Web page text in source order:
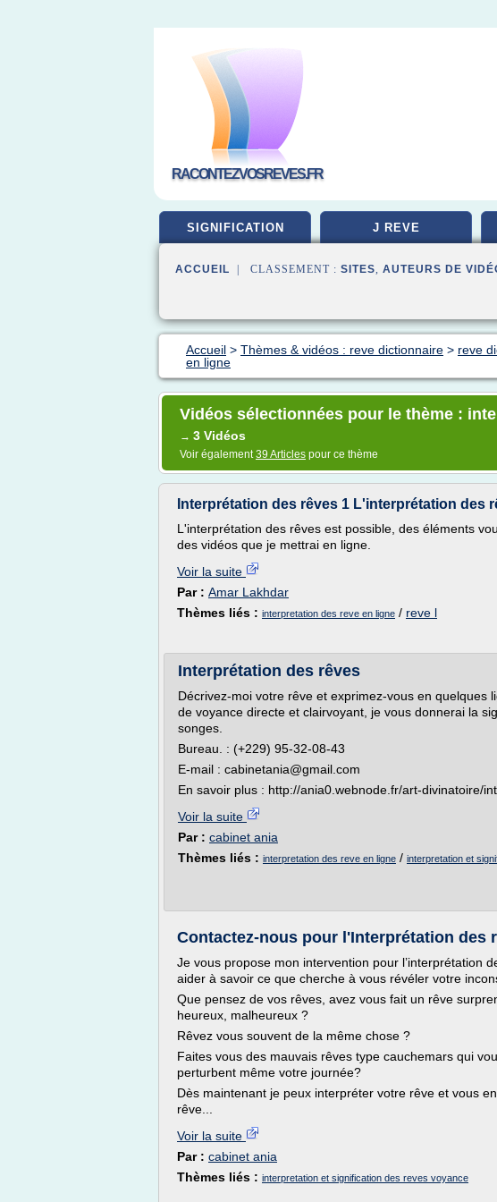
RACONTEZVOSREVES.FR
SIGNIFICATION J REVE
ACCUEIL | CLASSEMENT : SITES, AUTEURS DE
Accueil > Thèmes & vidéos : reve dictionnaire > reve
en ligne
Vidéos sélectionnées pour le thème :
→ 3 Vidéos
Voir également39 Articles pour ce thème
Interprétation des rêves 1 L'interprétation des
L'interprétation des rêves est possible, des éléments
des vidéos que je mettrai en ligne.
Voir la suite
Par : Amar Lakhdar
Thèmes liés : interpretation des reve en ligne / reve l
Interprétation des rêves
Décrivez-moi votre rêve et exprimez-vous en quelques
de voyance directe et clairvoyant, je vous donnerai la
songes.
Bureau. : (+229) 95-32-08-43
E-mail : cabinetania@gmail.com
En savoir plus : http://ania0.webnode.fr/art-divinatoire/
Voir la suite
Par : cabinet ania
Thèmes liés : interpretation des reve en ligne / interpretation et
Contactez-nous pour l'Interprétation des
Je vous propose mon intervention pour l’interprétation
aider à savoir ce que cherche à vous révéler votre
Que pensez de vos rêves, avez vous fait un rêve
heureux, malheureux ?
Rêvez vous souvent de la même chose ?
Faites vous des mauvais rêves type cauchemars qui
perturbent même votre journée?
Dès maintenant je peux interpréter votre rêve et vous
rêve...
Voir la suite
Par : cabinet ania
Thèmes liés : interpretation et signification des reves voyance